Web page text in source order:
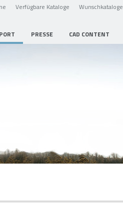
Verfügbare Kataloge Wunschkataloge
PRESSE CAD CONTENT